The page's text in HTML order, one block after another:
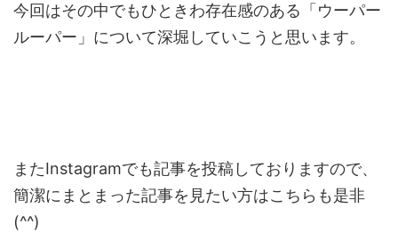
今回はその中でもひときわ存在感のある「ウーパー
ルーパー」について深堀していこうと思います。
またInstagramでも記事を投稿しておりますので、
簡潔にまとまった記事を見たい方はこちらも是非
(^^)